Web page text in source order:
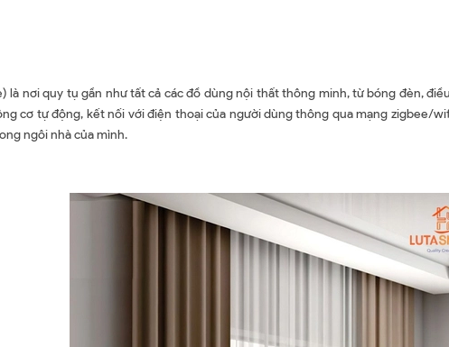
nơi quy tụ gần như tất cả các đồ dùng nội thất thông minh, từ bóng đèn,
cơ tự động, kết nối với điện thoại của người dùng thông qua mạng zigbee/
ngôi nhà của mình.